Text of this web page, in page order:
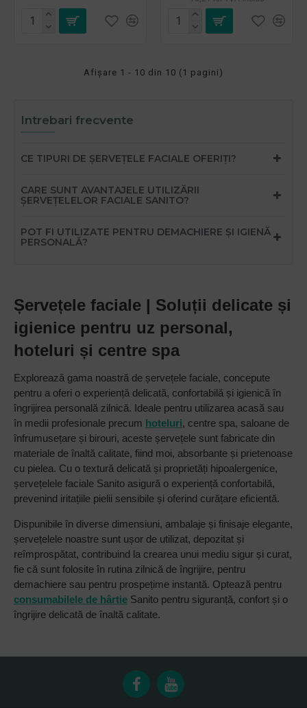
Afişare 1 - 10 din 10 (1 pagini)
Intrebari frecvente
CE TIPURI DE ȘERVEȚELE FACIALE OFERIȚI?
CARE SUNT AVANTAJELE UTILIZĂRII
ȘERVEȚELELOR FACIALE SANITO?
POT FI UTILIZATE PENTRU DEMACHIERE ȘI IGIENĂ
PERSONALĂ?
Șervețele faciale | Soluții delicate și
igienice pentru uz personal,
hoteluri și centre spa
Explorează gama noastră de șervețele faciale, concepute
pentru a oferi o experiență delicată, confortabilă și igienică în
îngrijirea personală zilnică. Ideale pentru utilizarea acasă sau
în medii profesionale precum hoteluri, centre spa, saloane de
înfrumusețare și birouri, aceste șervețele sunt fabricate din
materiale de înaltă calitate, fiind moi, absorbante și prietenoase
cu pielea. Cu o textură delicată și proprietăți hipoalergenice,
șervețelele faciale Sanito asigură o experiență confortabilă,
prevenind iritațiile pielii sensibile și oferind curățare eficientă.
Dispunibile în diverse dimensiuni, ambalaje și finisaje elegante,
șervețelele noastre sunt ușor de utilizat, depozitat și
reîmprospătat, contribuind la crearea unui mediu sigur și curat,
fie că sunt folosite în rutina zilnică de îngrijire, pentru
demachiere sau pentru prospețime instantă. Optează pentru
consumabilele de hârtie Sanito pentru siguranță, confort și o
îngrijire delicată de înaltă calitate.